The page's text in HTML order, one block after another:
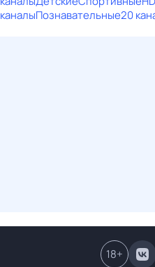
каналыПознавательные20
18+